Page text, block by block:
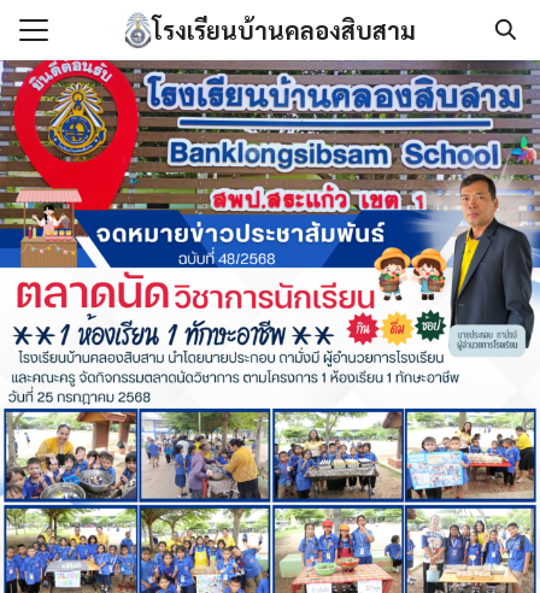
Skip
content
โรงเรียนบ้านคลองสิบสาม
ก
เรา
กันการทุจริต
ลยีสารสนเทศ
กสาร
า
Search
for: